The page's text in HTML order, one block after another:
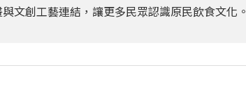
文創工藝連結，讓更多民眾認識原民飲食文化。